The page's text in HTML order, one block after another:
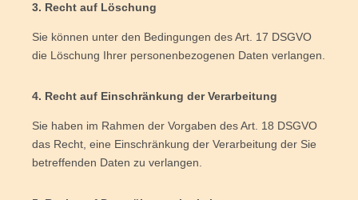
3. Recht auf Löschung
Sie kön­nen unter den Bedin­gun­gen des Art. 17 DSGVO
die Löschung Ihrer per­so­nen­be­zo­ge­nen Daten verlangen.
4. Recht auf Ein­schrän­kung der Verarbeitung
Sie haben im Rah­men der Vor­ga­ben des Art. 18 DSGVO
das Recht, eine Ein­schrän­kung der Ver­ar­bei­tung der Sie
betref­fen­den Daten zu verlangen.